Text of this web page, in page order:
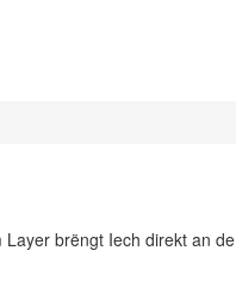
brëngt Iech direkt an de